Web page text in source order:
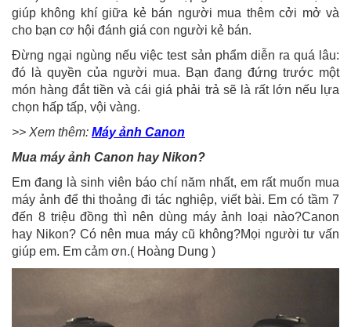
giúp không khí giữa kẻ bán người mua thêm cởi mở và
cho bạn cơ hội đánh giá con người kẻ bán.
Đừng ngại ngùng nếu việc test sản phẩm diễn ra quá lâu:
đó là quyền của người mua. Bạn đang đứng trước một
món hàng đắt tiền và cái giá phải trả sẽ là rất lớn nếu lựa
chọn hấp tấp, vội vàng.
>> Xem thêm: Máy ảnh Canon
Mua máy ảnh Canon hay Nikon?
Em đang là sinh viên báo chí năm nhất, em rất muốn mua
máy ảnh để thi thoảng đi tác nghiệp, viết bài. Em có tầm 7
đến 8 triệu đồng thì nên dùng máy ảnh loại nào?Canon
hay Nikon? Có nên mua máy cũ không?Mọi người tư vấn
giúp em. Em cảm ơn.( Hoàng Dung )